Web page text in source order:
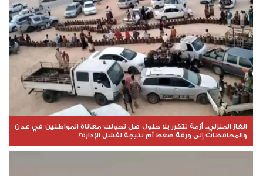
الغاز المنزلي.. أزمة تتكرر بلا حلول هل تحولت معاناة المواطنين في عدن
والمحافظات إلى ورقة ضغط أم نتيجة لفشل الإدارة؟